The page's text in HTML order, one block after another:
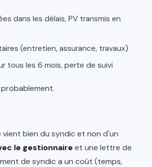
dans les délais, PV transmis en
(entretien, assurance, travaux)
tous les 6 mois, perte de suivi
bien du syndic et non d'un
le gestionnaireet une lettre de
de syndic a un coût (temps,